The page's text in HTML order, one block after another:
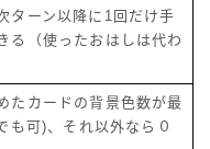
ターン以降に1回だけ手
る（使ったおはしは代わ
たカードの背景色数が最
も可)、それ以外なら０